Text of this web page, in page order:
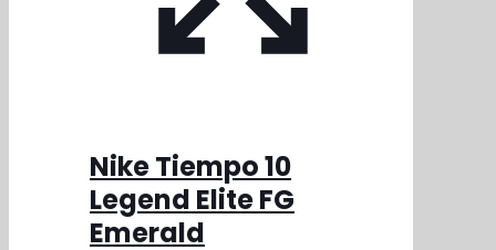
Nike Tiempo 10
Legend Elite FG
Emerald